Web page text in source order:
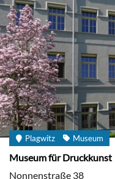
Plagwitz Museum
Museum für Druckkunst
Nonnenstraße 38